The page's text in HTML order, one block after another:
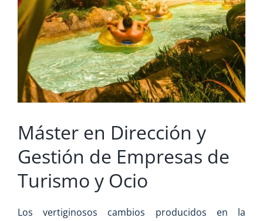
Máster en Dirección y
Gestión de Empresas de
Turismo y Ocio
Los vertiginosos cambios producidos en la